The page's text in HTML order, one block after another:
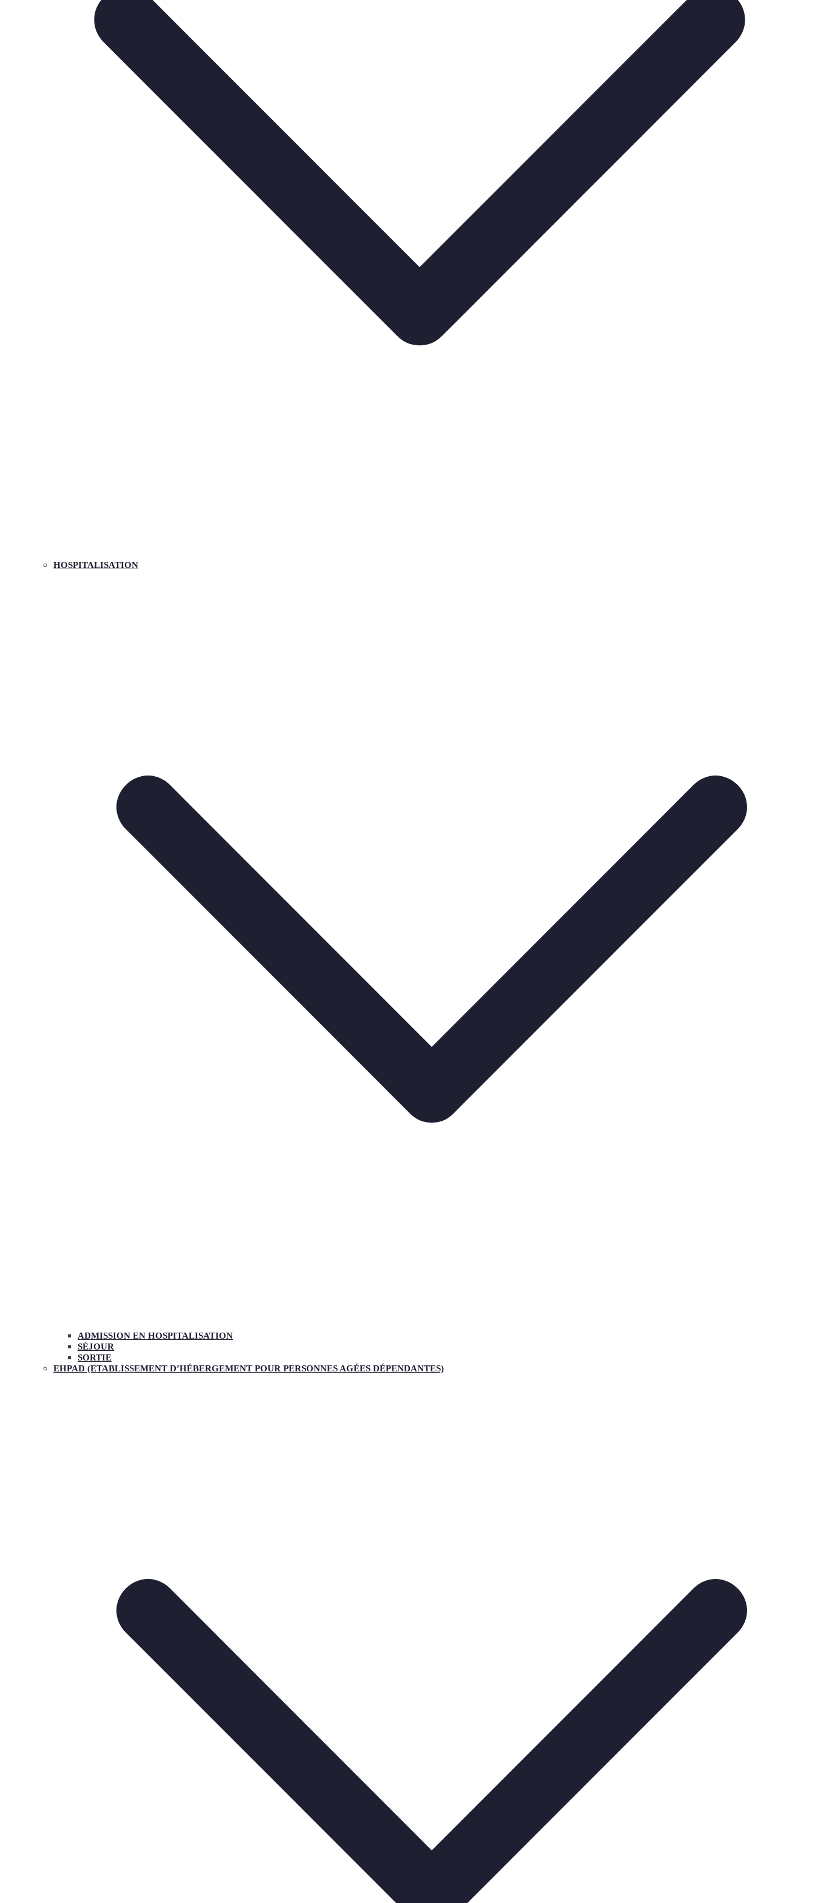
HOSPITALISATION
ADMISSION EN HOSPITALISATION
SÉJOUR
SORTIE
EHPAD (ETABLISSEMENT D’HÉBERGEMENT POUR PERSONNES AGÉES DÉPENDANTES)